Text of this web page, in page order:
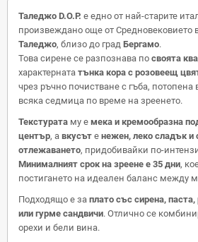
Таледжо D.O.P. е едно от най-старите
произвеждано още от Средновековието
Таледжо, близо до град Бергамо.
Това сирене се разпознава по своята
характерната тънка кора с розовеещ
чрез ръчно почистване с гъба, потопена
всяка седмица по време на зреенето.
Текстурата му е мека и кремообразна
център, а вкусът е нежен, леко сладък и
отлежаването, придобивайки по-
Минималният срок на зреене е 35 дни,
постигането на идеален баланс между
Подходящо е за плато със сирена,
или гурме сандвичи. Отлично се
орехи и бели вина.